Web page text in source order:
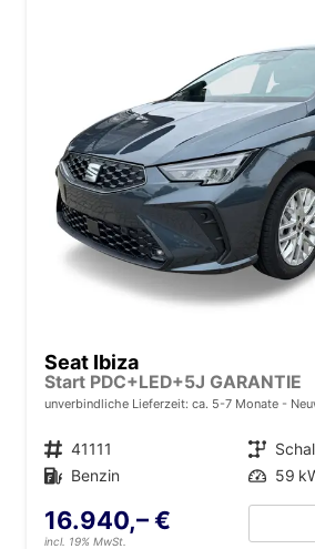
Seat Ibiza
Start PDC+LED+5J GARANTIE
unverbindliche Lieferzeit: ca. 5-7 Monate
Fahrzeugnr. 41111 Getriebe
Kraftstoff Benzin Leistung 59
16.940,– €
incl. 19% MwSt.